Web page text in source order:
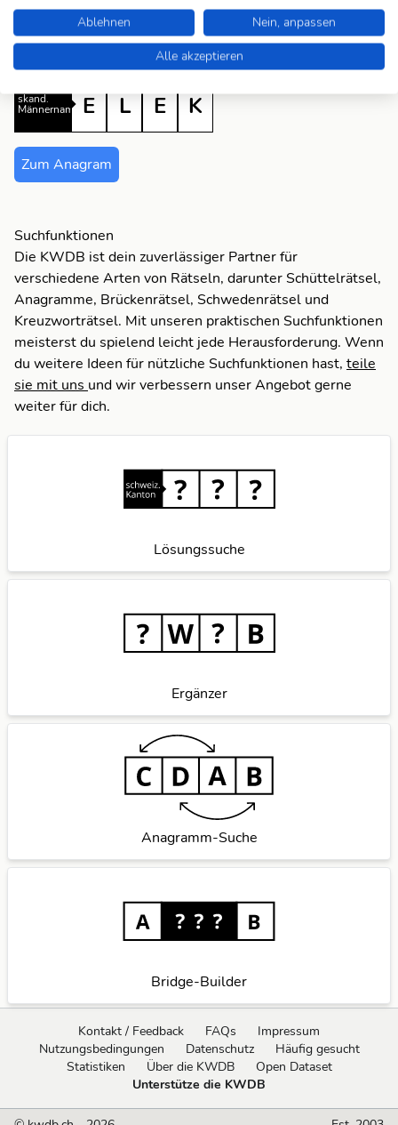
LEEK- engl. Lauch
skand.
Männername E
K
E
K
L
E
L
K
L
E
L
E
K
Zum Anagram
Suchfunktionen
Die KWDB ist dein zuverlässiger Partner für
verschiedene Arten von Rätseln, darunter Schüttelrätsel,
Anagramme, Brückenrätsel, Schwedenrätsel und
Kreuzworträtsel. Mit unseren praktischen Suchfunktionen
meisterst du spielend leicht jede Herausforderung. Wenn
du weitere Ideen für nützliche Suchfunktionen hast, teile
sie mit uns und wir verbessern unser Angebot gerne
weiter für dich.
Lösungssuche
Ergänzer
Anagramm-Suche
Bridge-Builder
Kontakt / Feedback FAQs
Impressum
Nutzungsbedingungen
Datenschutz
Häufig gesucht
Statistiken
Über die KWDB
Open Dataset
Unterstütze die KWDB
Ablehnen
Nein, anpassen
Alle akzeptieren